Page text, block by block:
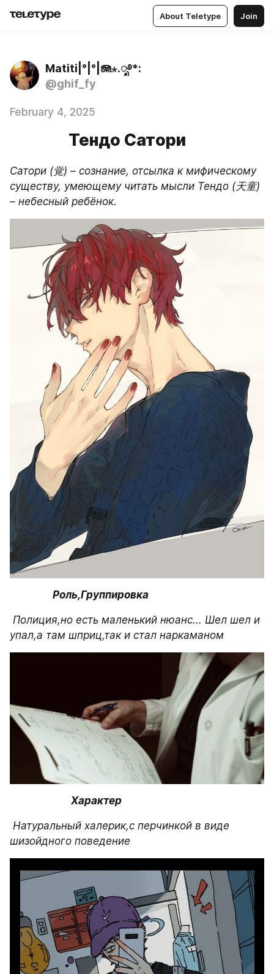
About Teletype Join
Matiti|°|°|🪼⋆.ೃ࿔*:
@ghif_fy
February 4, 2025
Тендо Сатори
Сатори (覚) – сознание, отсылка к мифическому
существу, умеющему читать мысли Тендо (天童)
– небесный ребёнок.
Роль,Группировка
упал,а там шприц,так и стал наркаманом
Характер
шизойдного поведение